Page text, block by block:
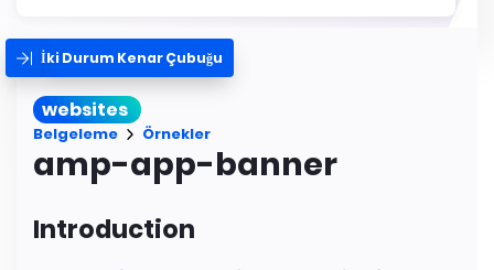
İki Durum Kenar Çubuğu
websites
Belgeleme Örnekler
amp-app-banner
Introduction